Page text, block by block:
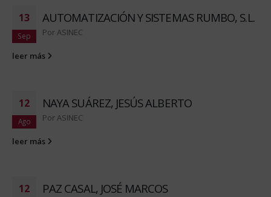
13
Sep
AUTOMATIZACIÓN Y SISTEMAS RUMBO, S.L.
PorASINEC
leer más
12
Ago
NAYA SUÁREZ, JESÚS ALBERTO
PorASINEC
leer más
12 PAZ CASAL, JOSÉ MARCOS